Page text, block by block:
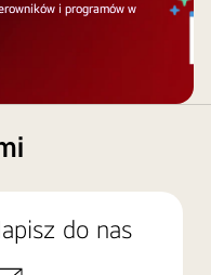
i programów w
do nas